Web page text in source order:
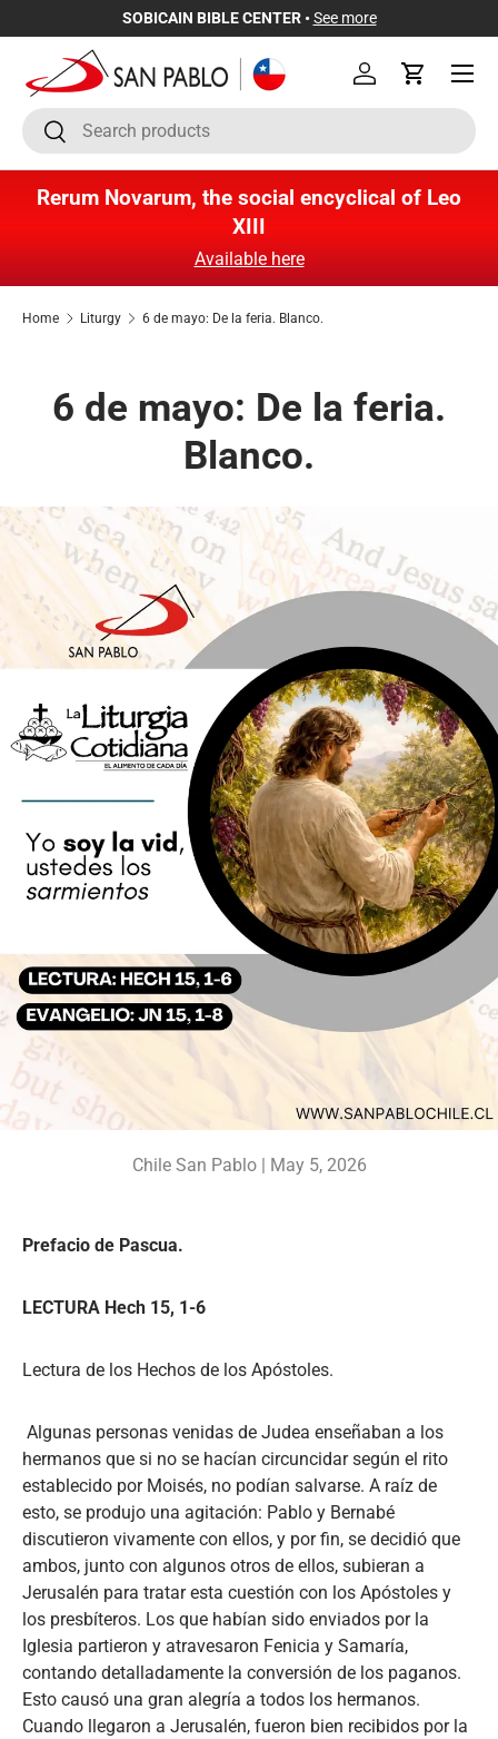
Skip to content
SOBICAIN BIBLE CENTER • See more
SearchSearch
Log inCart
Menu
Rerum Novarum, the social encyclical of Leo
XIII
Available here
Home Liturgy 6 de mayo: De la feria. Blanco.
6 de mayo: De la feria.
Blanco.
Chile San Pablo | May 5, 2026
Prefacio de Pascua.
LECTURA Hech 15, 1-6
Lectura de los Hechos de los Apóstoles.
Algunas personas venidas de Judea enseñaban a los
hermanos que si no se hacían circuncidar según el rito
establecido por Moisés, no podían salvarse. A raíz de
esto, se produjo una agitación: Pablo y Bernabé
discutieron vivamente con ellos, y por fin, se decidió que
ambos, junto con algunos otros de ellos, subieran a
Jerusalén para tratar esta cuestión con los Apóstoles y
los presbíteros. Los que habían sido enviados por la
Iglesia partieron y atravesaron Fenicia y Samaría,
contando detalladamente la conversión de los paganos.
Esto causó una gran alegría a todos los hermanos.
Cuando llegaron a Jerusalén, fueron bien recibidos por la